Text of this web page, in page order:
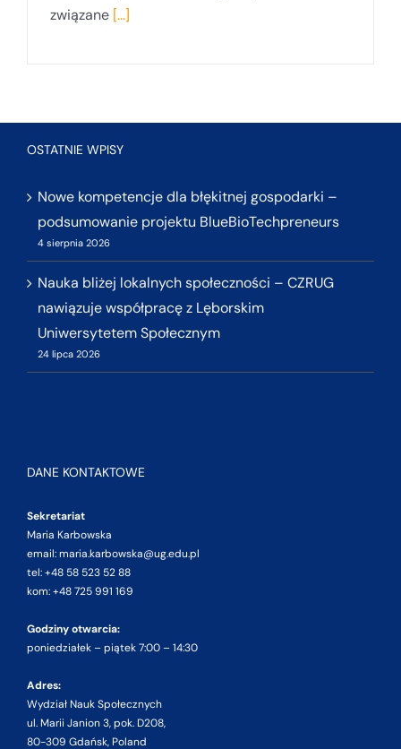
związane [...]
OSTATNIE WPISY
Nowe kompetencje dla błękitnej gospodarki –
podsumowanie projektu BlueBioTechpreneurs
4 sierpnia 2026
Nauka bliżej lokalnych społeczności – CZRUG
nawiązuje współpracę z Lęborskim
Uniwersytetem Społecznym
24 lipca 2026
DANE KONTAKTOWE
Sekretariat
Maria Karbowska
email: maria.karbowska@ug.edu.pl
tel: +48 58 523 52 88
kom: +48 725 991 169
Godziny otwarcia:
poniedziałek – piątek 7:00 – 14:30
Adres:
Wydział Nauk Społecznych
ul. Marii Janion 3, pok. D208,
80-309 Gdańsk, Poland